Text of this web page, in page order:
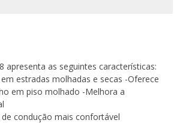
apresenta as seguintes características:
estradas molhadas e secas -Oferece
em piso molhado -Melhora a
condução mais confortável